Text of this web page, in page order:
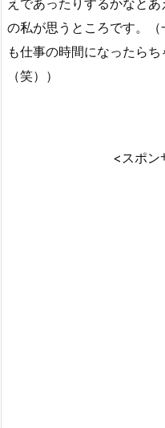
えであったりするかなと
の私が思うところです。
も仕事の時間になったら
（笑））
<スポン